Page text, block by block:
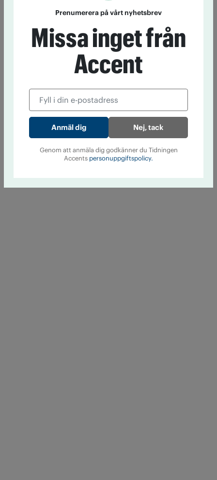
Prenumerera på vårt nyhetsbrev
Missa inget från
Accent
Nej, tack
Genom att anmäla dig godkänner du Tidningen
Accents personuppgiftspolicy.